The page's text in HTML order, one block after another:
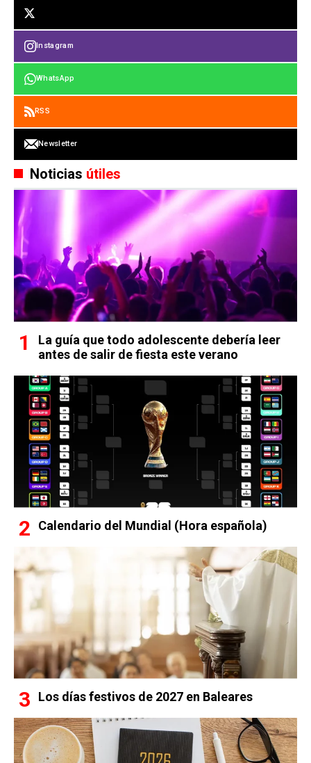
Instagram
WhatsApp
RSS
Newsletter
Noticias útiles
La guía que todo adolescente debería leer
antes de salir de fiesta este verano
Calendario del Mundial (Hora española)
Los días festivos de 2027 en Baleares